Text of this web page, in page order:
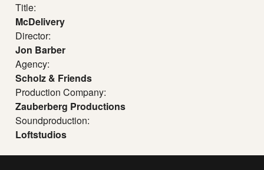
Title:
McDelivery
Director:
Jon Barber
Agency:
Scholz & Friends
Production Company:
Zauberberg Productions
Soundproduction:
Loftstudios